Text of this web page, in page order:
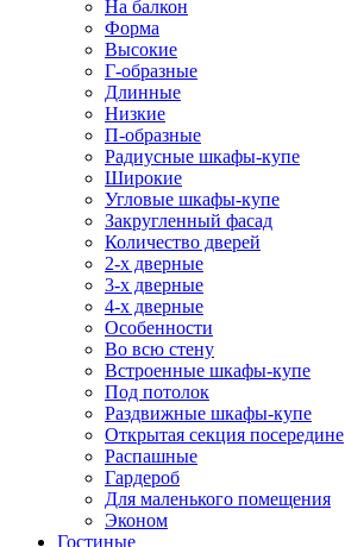
На балкон
Форма
Высокие
Г-образные
Длинные
Низкие
П-образные
Радиусные шкафы-купе
Широкие
Угловые шкафы-купе
Закругленный фасад
Количество дверей
2-х дверные
3-х дверные
4-х дверные
Особенности
Во всю стену
Встроенные шкафы-купе
Под потолок
Раздвижные шкафы-купе
Открытая секция посередине
Распашные
Гардероб
Для маленького помещения
Эконом
Гостиные